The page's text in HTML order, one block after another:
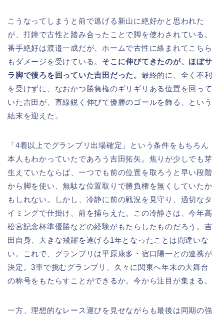
こうなってしまうと前で逃げる新山に絶好かと思われた
が、打鐘で古性と踏み合ったことで脚を使わされている。
番手絶好は渡邉一成だが、ホームで古性に絡まれてこちら
もダメージを受けている。 そこに伸びてきたのが、ほぼサ
ラ脚で後ろを回っていた吉田だった。 最終的に、全く不利
を受けずに、なおかつ勝負権のギリギリある位置を回って
いた吉田が、直線鋭く伸びて優勝のゴールを飾る、という
結末を迎えた。
「4着以上でグランプリ出場確定」という条件をもちろん
本人もわかっていたであろう吉田拓矢。焦りが少しでも芽
生えていたならば、一つでも前の位置を取ろうと早い段階
から脚を使い、無駄な位置取りで勝負権を無くしていたか
もしれない。しかし、冷静に前の戦況を見守り、適切なタ
イミングで仕掛け、前を捕らえた。この冷静さは、今年高
松宮記念杯準優勝などの経験がもたらしたものだろう。吉
田自身、大きな飛躍を遂げる1年となったことは間違いな
い。これで、グランプリは平原康多・宿口陽一との連携が
決定。3車で挑むグランプリ、久々に関東へ年末の大舞台
の称号をもたらすことができるか。今から注目が集まる。
一方、理想的なレース運びを見せながらも最後は同期の強